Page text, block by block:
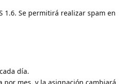
1.6. Se permitirá realizar spam en
día.